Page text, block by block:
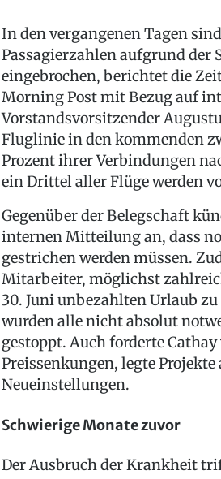
In den vergangenen Tagen
Passagierzahlen aufgrund der
eingebrochen, berichtet die
Morning Post mit Bezug auf
Vorstandsvorsitzender
Fluglinie in den kommenden
Prozent ihrer Verbindungen
ein Drittel aller Flüge werden
Gegenüber der Belegschaft
internen Mitteilung an, dass
gestrichen werden müssen.
Mitarbeiter, möglichst
30. Juni unbezahlten Urlaub
wurden alle nicht absolut
gestoppt. Auch forderte
Preissenkungen, legte
Neueinstellungen.
Schwierige Monate zuvor
Der Ausbruch der Krankheit